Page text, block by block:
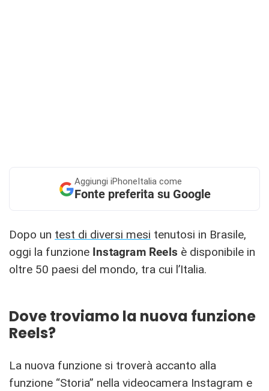
Aggiungi iPhoneItalia come
Fonte preferita su Google
Dopo un test di diversi mesi tenutosi in Brasile,
oggi la funzione Instagram Reels è disponibile in
oltre 50 paesi del mondo, tra cui l’Italia.
Dove troviamo la nuova funzione
Reels?
La nuova funzione si troverà accanto alla
funzione “Storia” nella videocamera Instagram e